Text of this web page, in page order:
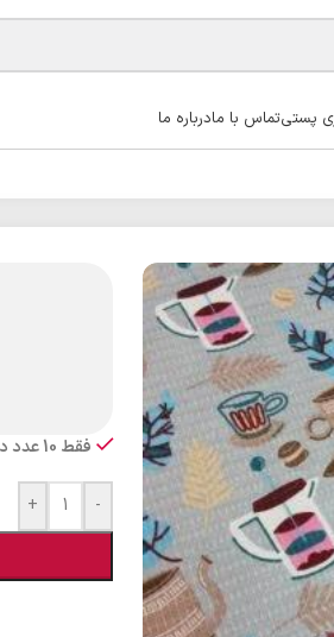
پستیتماس با مادرباره ما
فقط 10 عدد در انبار موجود است
-
+